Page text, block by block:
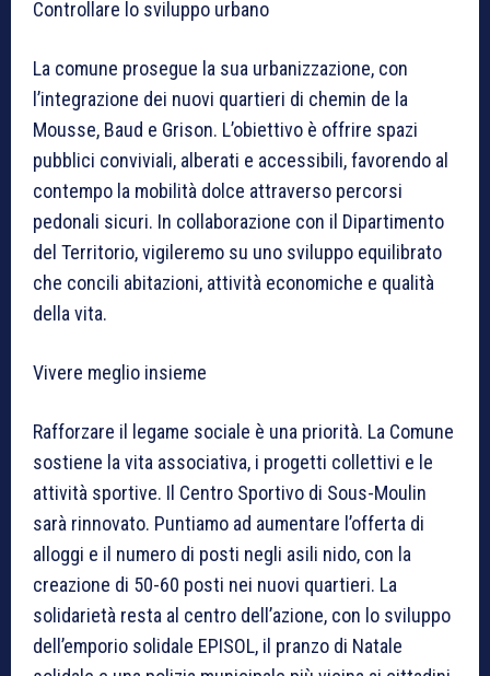
Controllare lo sviluppo urbano
La comune prosegue la sua urbanizzazione, con
l’integrazione dei nuovi quartieri di chemin de la
Mousse, Baud e Grison. L’obiettivo è offrire spazi
pubblici conviviali, alberati e accessibili, favorendo al
contempo la mobilità dolce attraverso percorsi
pedonali sicuri. In collaborazione con il Dipartimento
del Territorio, vigileremo su uno sviluppo equilibrato
che concili abitazioni, attività economiche e qualità
della vita.
Vivere meglio insieme
Rafforzare il legame sociale è una priorità. La Comune
sostiene la vita associativa, i progetti collettivi e le
attività sportive. Il Centro Sportivo di Sous-Moulin
sarà rinnovato. Puntiamo ad aumentare l’offerta di
alloggi e il numero di posti negli asili nido, con la
creazione di 50-60 posti nei nuovi quartieri. La
solidarietà resta al centro dell’azione, con lo sviluppo
dell’emporio solidale EPISOL, il pranzo di Natale